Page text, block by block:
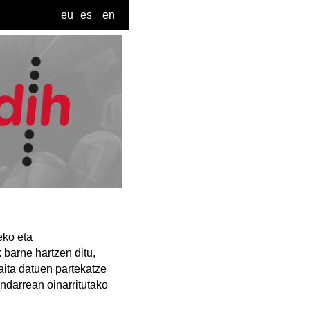
eu es en
eta
hartzen ditu,
datuen partekatze
oinarritutako